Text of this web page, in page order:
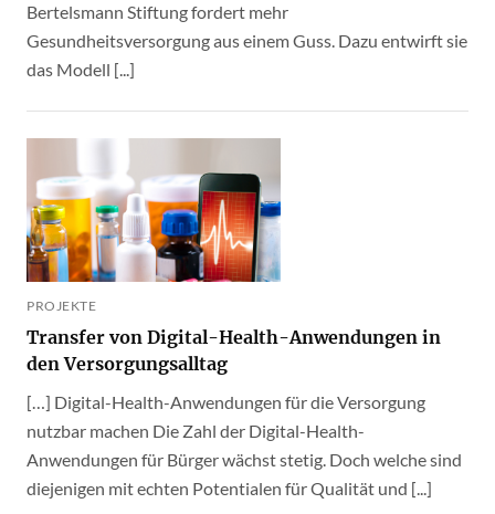
Bertelsmann Stiftung fordert mehr
Gesundheitsversorgung aus einem Guss. Dazu entwirft sie
das Modell [...]
PROJEKTE
Transfer von Digital-Health-Anwendungen in
den Versorgungsalltag
[…] Digital-Health-Anwendungen für die Versorgung
nutzbar machen Die Zahl der Digital-Health-
Anwendungen für Bürger wächst stetig. Doch welche sind
diejenigen mit echten Potentialen für Qualität und [...]